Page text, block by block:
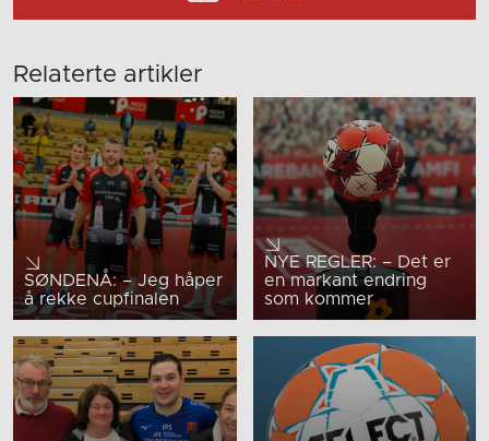
Relaterte artikler
SØNDENÅ: – Jeg håper
å rekke cupfinalen
NYE REGLER: – Det er
en markant endring
som kommer